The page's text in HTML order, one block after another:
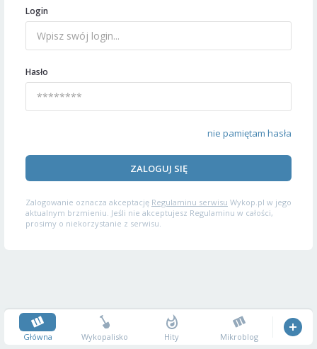
Login
Hasło
nie pamiętam hasła
ZALOGUJ SIĘ
Zalogowanie oznacza akceptację Regulaminu serwisu Wykop.pl w jego
aktualnym brzmieniu. Jeśli nie akceptujesz Regulaminu w całości,
prosimy o niekorzystanie z serwisu.
Główna Wykopalisko Hity Mikroblog